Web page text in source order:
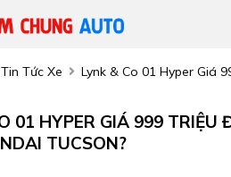
Tin Tức Xe Lynk & Co 01 Hyper Giá
01 HYPER GIÁ 999
TUCSON?